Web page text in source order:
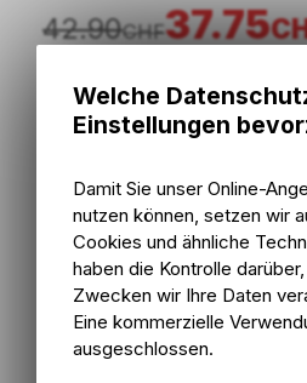
37.75
42.90CHF
inkl. MwSt., zzgl. Versandkosten
2 - 5 Tage ab externem Lager
Versand
2 - 5 Tage ab externem Lager
Abholung Bike Zone AG
Welche
Einstellungen
Damit Sie unser Online-
nutzen können, setzen wir
Cookies und ähnliche
haben die Kontrolle
Zwecken wir Ihre Daten
Eine kommerzielle
ausgeschlossen.